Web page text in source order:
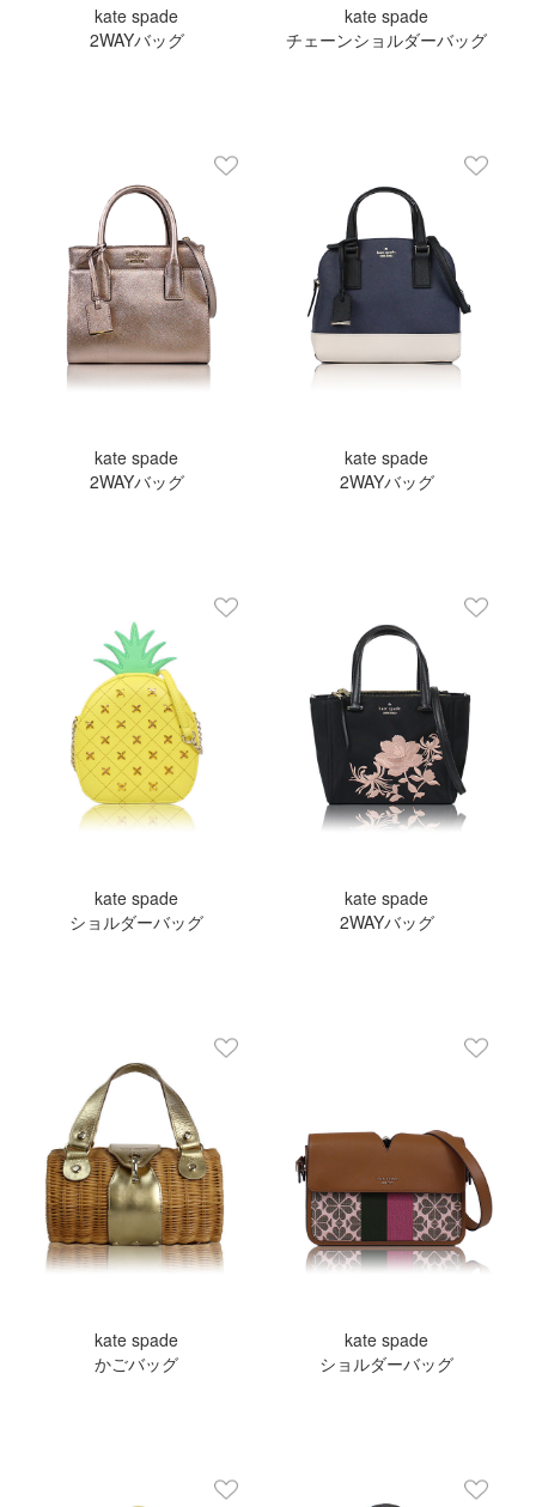
kate spade
2WAYバッグ
kate spade
チェーンショルダーバッグ
kate spade
2WAYバッグ
kate spade
2WAYバッグ
kate spade
ショルダーバッグ
kate spade
2WAYバッグ
kate spade
かごバッグ
kate spade
ショルダーバッグ